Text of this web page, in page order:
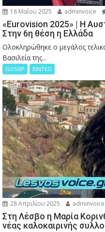
18 Μαΐου 2025 adminvoice
«Eurovision 2025» | Η
Στην 6η θέση η Ελλάδα
Ολοκληρώθηκε ο μεγάλος
Βασιλεία της...
GOSSIP ΒΙΝΤΕΟ
28 Απριλίου 2025 adminvoice
Στη Λέσβο η Μαρία
νέας καλοκαιρινής